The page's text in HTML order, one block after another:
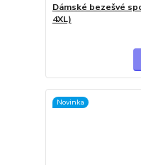
Dámské bezešvé
4XL)
Novinka